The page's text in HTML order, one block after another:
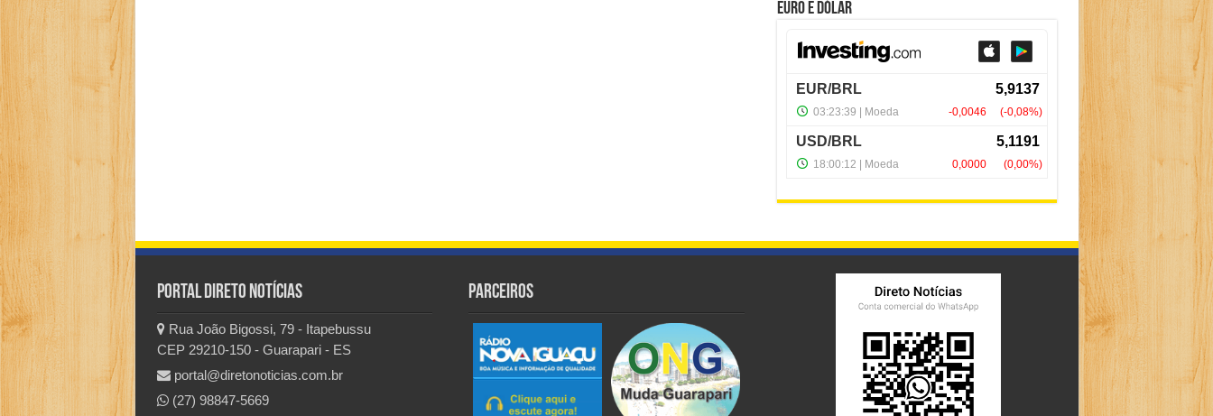
Euro e Dólar
Portal Direto Notícias
Rua João Bigossi, 79 - Itapebussu
CEP 29210-150 - Guarapari - ES
portal@diretonoticias.com.br
(27) 98847-5669
Parceiros